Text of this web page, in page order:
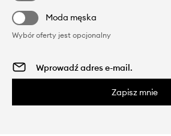
Moda męska
Wybór oferty jest opcjonalny
Zapisz mnie